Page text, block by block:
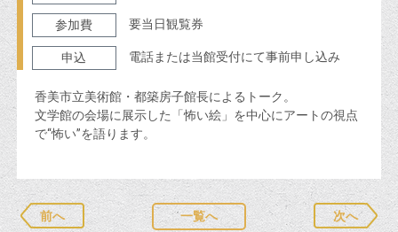
参加費 要当日観覧券
申込 電話または当館受付にて事前申し込み
香美市立美術館・都築房子館長によるトーク。
文学館の会場に展示した「怖い絵」を中心にアートの視点
で“怖い”を語ります。
前へ 一覧へ 次へ